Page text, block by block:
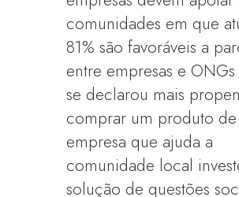
comunidades em que
81% são favoráveis a
entre empresas e ONGs
se declarou mais
comprar um produto
empresa que ajuda a
comunidade local
solução de questões